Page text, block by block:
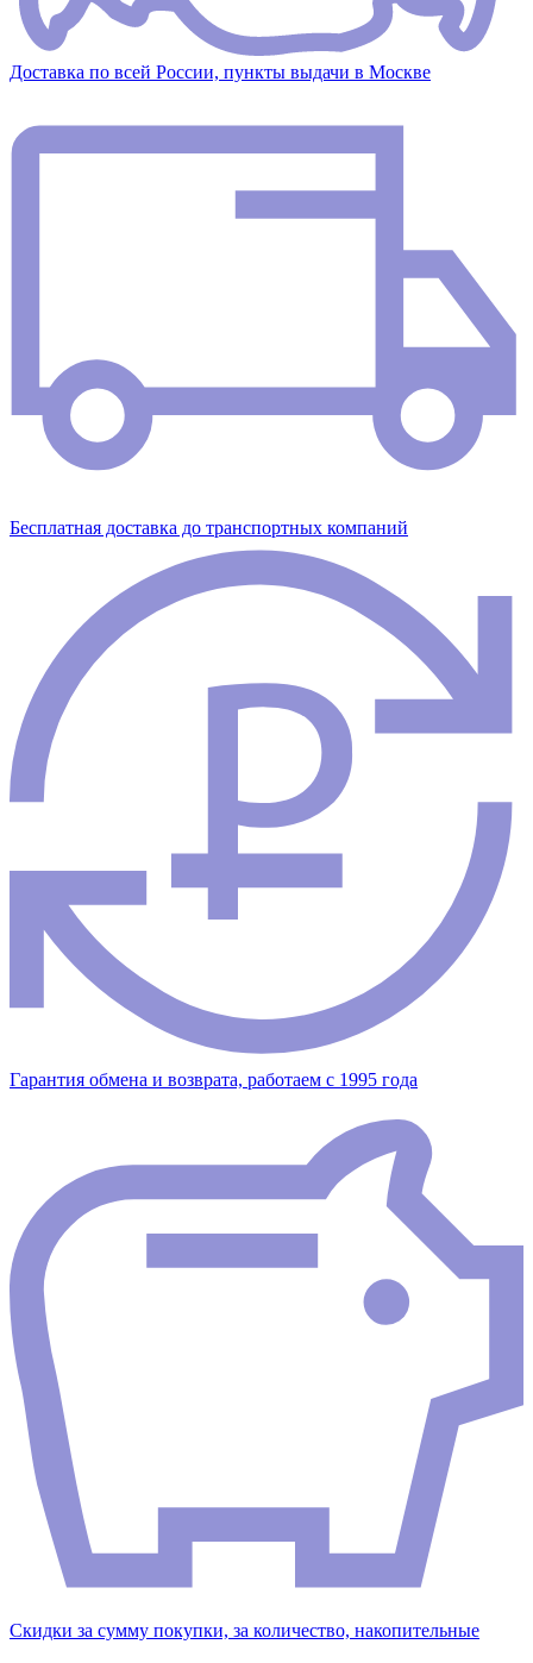
Доставка по всей России, пункты выдачи в Москве
Бесплатная доставка до транспортных компаний
Гарантия обмена и возврата, работаем с 1995 года
Скидки за сумму покупки, за количество, накопительные